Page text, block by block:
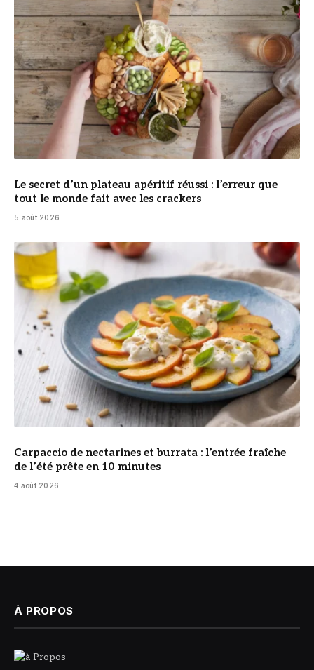
Le secret d’un plateau apéritif réussi : l’erreur que
tout le monde fait avec les crackers
5 août 2026
© DR
Carpaccio de nectarines et burrata : l’entrée fraîche
de l’été prête en 10 minutes
4 août 2026
À PROPOS